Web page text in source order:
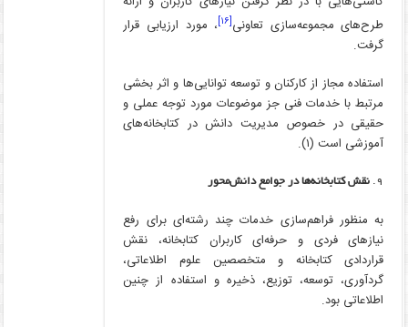
طرح‌های مجموعه‌سازی تعاونی[۱۶]
، مورد ارزیابی قرار
گرفت.
استفاده مجاز از کارکنان و توسعه توانایی‌ها و اثر بخشی
مرتبط با خدمات فنی جز موضوعات مورد توجه عملی و
حقیقی در خصوص مدیریت دانش در کتابخانه‌های
آموزشی است (۱).
نقش کتابخانه‌ها در جوامع دانش‌محور
به منظور فراهم‌سازی خدمات چند رشته‌ای برای رفع
نیازهای فردی و حرفه‌ای کاربران کتابخانه، نقش
قراردادی کتابخانه و متخصصین علوم اطلاعاتی،
گردآوری، توسعه، توزیع، ذخیره و استفاده از چنین
اطلاعاتی بود.